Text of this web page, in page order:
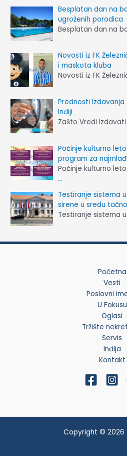
Besplatan dan na
ugroženih porodica
Besplatan dan na
Novosti iz FK
i maskota kluba
Novosti iz FK
Prednosti Izdavanja
Inđiji
Zašto Vredi
Počinje kulturno
program za
Počinje kulturno
…
Testiranje sistema
sirene u sredu
Testiranje sistema
Početna
Vesti
Poslovni
U Fokusu
Oglasi
Tržište
Servis
Inđija
Kontakt
Copyright © 2026